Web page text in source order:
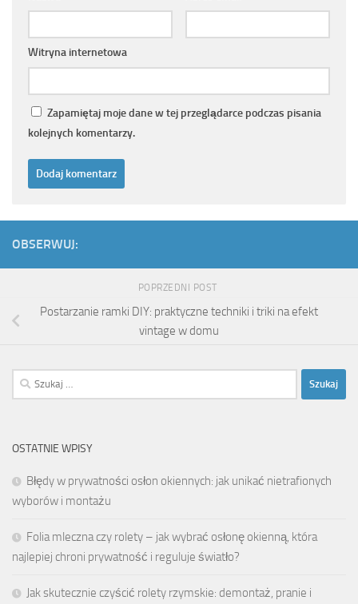
Witryna internetowa
Zapamiętaj moje dane w tej przeglądarce podczas pisania
kolejnych komentarzy.
OBSERWUJ:
POPRZEDNI POST
Postarzanie ramki DIY: praktyczne techniki i triki na efekt
vintage w domu
Szukaj:
OSTATNIE WPISY
Błędy w prywatności osłon okiennych: jak unikać nietrafionych
wyborów i montażu
Folia mleczna czy rolety – jak wybrać osłonę okienną, która
najlepiej chroni prywatność i reguluje światło?
Jak skutecznie czyścić rolety rzymskie: demontaż, pranie i